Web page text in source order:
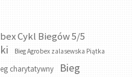
Cykl Biegów 5/5
Bieg Agrobex zalasewska Piątka
charytatywny
Bieg